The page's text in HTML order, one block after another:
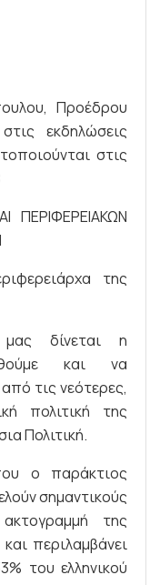
Προέδρου
εκδηλώσεις
στις
της
μας δίνεται η
και να
τις νεότερες,
πολιτική της
Πολιτική.
ο παράκτιος
σημαντικούς
της
περιλαμβάνει
του ελληνικού